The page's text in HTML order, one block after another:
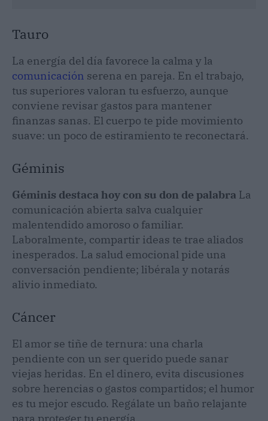
Tauro
La energía del día favorece la calma y la
comunicación serena en pareja. En el trabajo,
tus superiores valoran tu esfuerzo, aunque
conviene revisar gastos para mantener
finanzas sanas. El cuerpo te pide movimiento
suave: un poco de estiramiento te reconectará.
Géminis
Géminis destaca hoy con su don de palabra La
comunicación abierta salva cualquier
malentendido amoroso o familiar.
Laboralmente, compartir ideas te trae aliados
inesperados. La salud emocional pide una
conversación pendiente; libérala y notarás
alivio inmediato.
Cáncer
El amor se tiñe de ternura: una charla
pendiente con un ser querido puede sanar
viejas heridas. En el dinero, evita discusiones
sobre herencias o gastos compartidos; el humor
es tu mejor escudo. Regálate un baño relajante
para proteger tu energía.